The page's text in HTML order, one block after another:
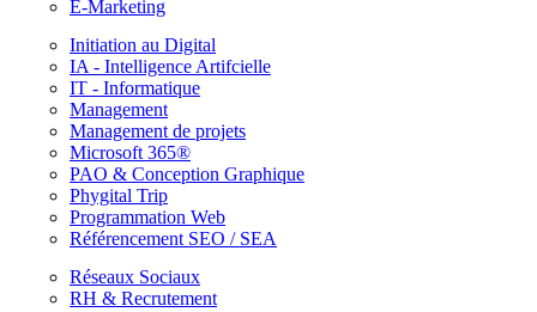
E-Marketing
Initiation au Digital
IA - Intelligence Artifcielle
IT - Informatique
Management
Management de projets
Microsoft 365®
PAO & Conception Graphique
Phygital Trip
Programmation Web
Référencement SEO / SEA
Réseaux Sociaux
RH & Recrutement